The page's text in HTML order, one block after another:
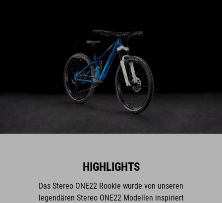
HIGHLIGHTS
Das Stereo ONE22 Rookie wurde von unseren
legendären Stereo ONE22 Modellen inspiriert